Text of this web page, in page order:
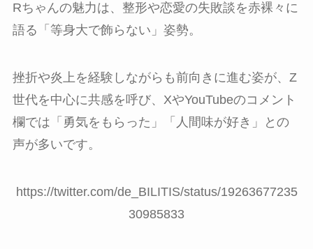
Rちゃんの魅力は、整形や恋愛の失敗談を赤裸々に
語る「等身大で飾らない」姿勢。
挫折や炎上を経験しながらも前向きに進む姿が、Z
世代を中心に共感を呼び、XやYouTubeのコメント
欄では「勇気をもらった」「人間味が好き」との
声が多いです。
https://twitter.com/de_BILITIS/status/19263677235
30985833